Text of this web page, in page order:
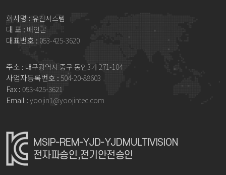
회사명 : 유진시스템
대 표 : 배인곤
대표번호 : 053-425-3620
주소 : 대구광역시 중구 동인3가 271-104
사업자등록번호 : 504-20-88603
Fax : 053-425-3621
Email : yoojin1@yoojintec.com